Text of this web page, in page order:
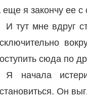
еще я закончу ее с
И тут мне вдруг
сюда по
Я начала
Он